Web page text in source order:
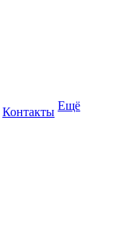
Контакты Ещё